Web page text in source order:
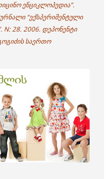
ენციკლოპედია”.
“ექსპერიმენტული
N: 28. 2006. დეპონენტი
საერთო